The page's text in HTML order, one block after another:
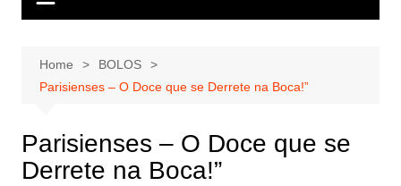
Home
BOLOS
Parisienses – O Doce que se Derrete na Boca!”
Parisienses – O Doce que se
Derrete na Boca!”